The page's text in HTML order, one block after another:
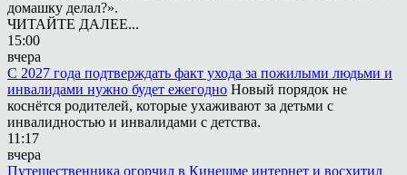
домашку делал?».
ЧИТАЙТЕ ДАЛЕЕ...
15:00
вчера
С 2027 года подтверждать факт ухода за пожилыми людьми и
инвалидами нужно будет ежегодно Новый порядок не
коснётся родителей, которые ухаживают за детьми с
инвалидностью и инвалидами с детства.
11:17
вчера
Путешественника огорчил в Кинешме интернет и восхитил